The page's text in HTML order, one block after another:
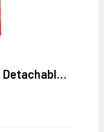
DX4 Hoge zichtbaarheid Detachable Holster Zak Craft Broek